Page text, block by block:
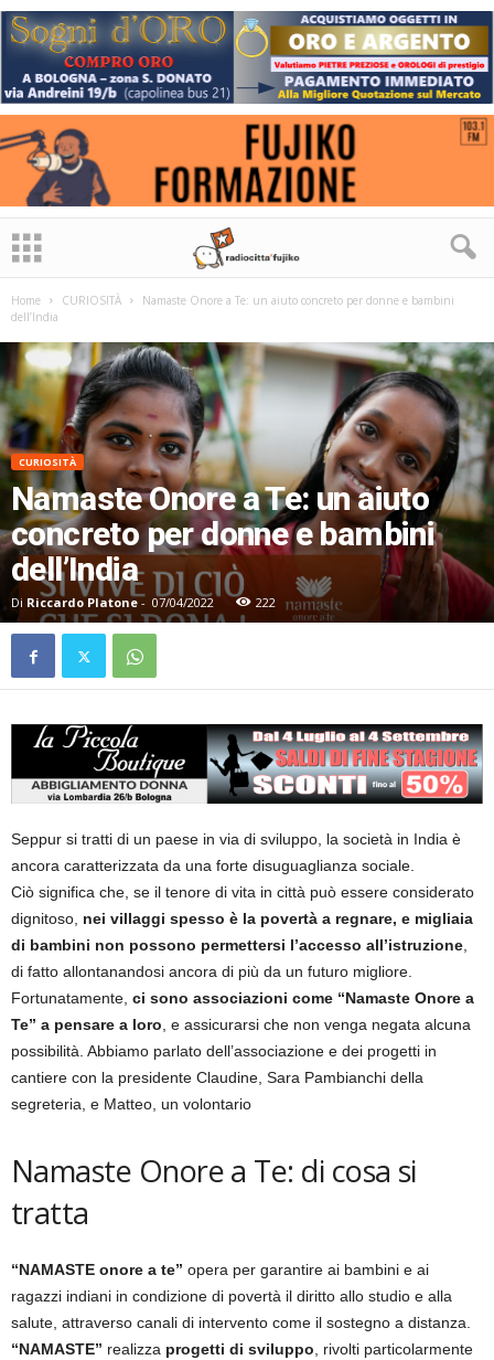
Home CURIOSITÀ
Namaste Onore a Te: un aiuto concreto per donne e bambini
dell’India
CURIOSITÀ
Namaste Onore a Te: un aiuto
concreto per donne e bambini
dell’India
Di Riccardo Platone- 07/04/2022 222
Seppur si tratti di un paese in via di sviluppo, la società in India è
ancora caratterizzata da una forte disuguaglianza sociale.
Ciò significa che, se il tenore di vita in città può essere considerato
dignitoso, nei villaggi spesso è la povertà a regnare, e migliaia
di bambini non possono permettersi l’accesso all’istruzione,
di fatto allontanandosi ancora di più da un futuro migliore.
Fortunatamente, ci sono associazioni come “Namaste Onore a
Te” a pensare a loro, e assicurarsi che non venga negata alcuna
possibilità. Abbiamo parlato dell’associazione e dei progetti in
cantiere con la presidente Claudine, Sara Pambianchi della
segreteria, e Matteo, un volontario
Namaste Onore a Te: di cosa si
tratta
“NAMASTE onore a te” opera per garantire ai bambini e ai
ragazzi indiani in condizione di povertà il diritto allo studio e alla
salute, attraverso canali di intervento come il sostegno a distanza.
“NAMASTE” realizza progetti di sviluppo, rivolti particolarmente